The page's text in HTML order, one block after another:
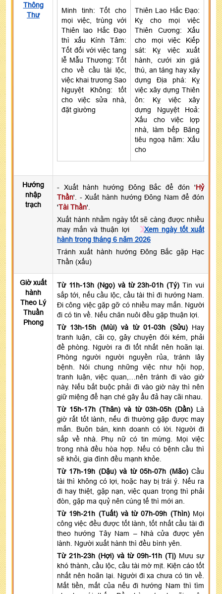
Thông
Thư
Minh tinh: Tốt cho
mọi việc, trùng với
Thiên lao Hắc Đạo
thì xấu Kính Tâm:
Tốt đối với việc tang
lễ Mẫu Thương: Tốt
cho về cầu tài lộc,
việc khai trương Sao
Nguyệt Không: tốt
cho việc sửa nhà,
đặt giường
Thiên Lao Hắc Đạo:
Kỵ cho mọi việc
Thiên Cương: Xấu
cho mọi việc Kiếp
sát: Kỵ việc xuất
hành, cưới xin giá
thú, an táng hay xây
dựng Địa phá: Kỵ
việc xây dựng Thiên
ôn: Kỵ việc xây
dựng Nguyệt Hoả:
Xấu cho việc lợp
nhà, làm bếp Băng
tiêu ngoạ hãm: Xấu
cho
Hướng
nhập
trạch
- Xuất hành hướng Đông Bắc để đón 'Hỷ
Thần'. - Xuất hành hướng Đông Nam để đón
'Tài Thần'.
Xuất hành nhằm ngày tốt sẽ càng được nhiều
may mắn và thuận lợi
Xem ngày tốt xuất
hành trong tháng 6 năm 2026
Tránh xuất hành hướng Đông Bắc gặp Hạc
Thần (xấu)
Giờ xuất
hành
Theo Lý
Thuần
Phong
Từ 11h-13h (Ngọ) và từ 23h-01h (Tý) Tin vui
sắp tới, nếu cầu lộc, cầu tài thì đi hướng Nam.
Đi công việc gặp gỡ có nhiều may mắn. Người
đi có tin về. Nếu chăn nuôi đều gặp thuận lợi.
Từ 13h-15h (Mùi) và từ 01-03h (Sửu) Hay
tranh luận, cãi cọ, gây chuyện đói kém, phải
đề phòng. Người ra đi tốt nhất nên hoãn lại.
Phòng người người nguyền rủa, tránh lây
bệnh. Nói chung những việc như hội họp,
tranh luận, việc quan,…nên tránh đi vào giờ
này. Nếu bắt buộc phải đi vào giờ này thì nên
giữ miệng để hạn ché gây ẩu đả hay cãi nhau.
Từ 15h-17h (Thân) và từ 03h-05h (Dần) Là
giờ rất tốt lành, nếu đi thường gặp được may
mắn. Buôn bán, kinh doanh có lời. Người đi
sắp về nhà. Phụ nữ có tin mừng. Mọi việc
trong nhà đều hòa hợp. Nếu có bệnh cầu thì
sẽ khỏi, gia đình đều mạnh khỏe.
Từ 17h-19h (Dậu) và từ 05h-07h (Mão) Cầu
tài thì không có lợi, hoặc hay bị trái ý. Nếu ra
đi hay thiệt, gặp nạn, việc quan trọng thì phải
đòn, gặp ma quỷ nên cúng tế thì mới an.
Từ 19h-21h (Tuất) và từ 07h-09h (Thìn) Mọi
công việc đều được tốt lành, tốt nhất cầu tài đi
theo hướng Tây Nam – Nhà cửa được yên
lành. Người xuất hành thì đều bình yên.
Từ 21h-23h (Hợi) và từ 09h-11h (Tị) Mưu sự
khó thành, cầu lộc, cầu tài mờ mịt. Kiện cáo tốt
nhất nên hoãn lại. Người đi xa chưa có tin về.
Mất tiền, mất của nếu đi hướng Nam thì tìm